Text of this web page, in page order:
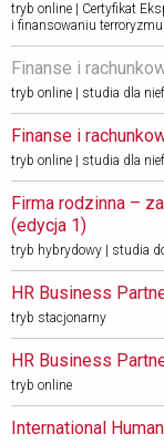
tryb online | Certyfikat
i finansowaniu
Finanse i
tryb online | studia dla
Finanse i
tryb online | studia dla
Firma rodzinna –
(edycja 1)
tryb hybrydowy | studia
HR Business
tryb stacjonarny
HR Business
tryb online
International